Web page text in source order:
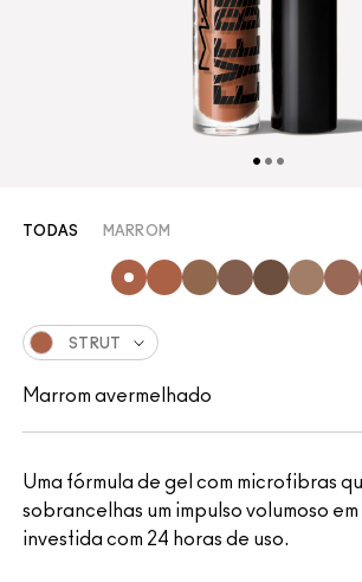
Uma fórmula de gel com microfibras
sobrancelhas um impulso volumoso em
investida com 24 horas de uso.
TODAS MARROM
STRUT
Marrom avermelhado